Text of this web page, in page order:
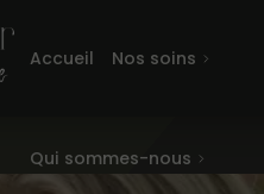
Accueil Nos soins
Qui sommes-nous